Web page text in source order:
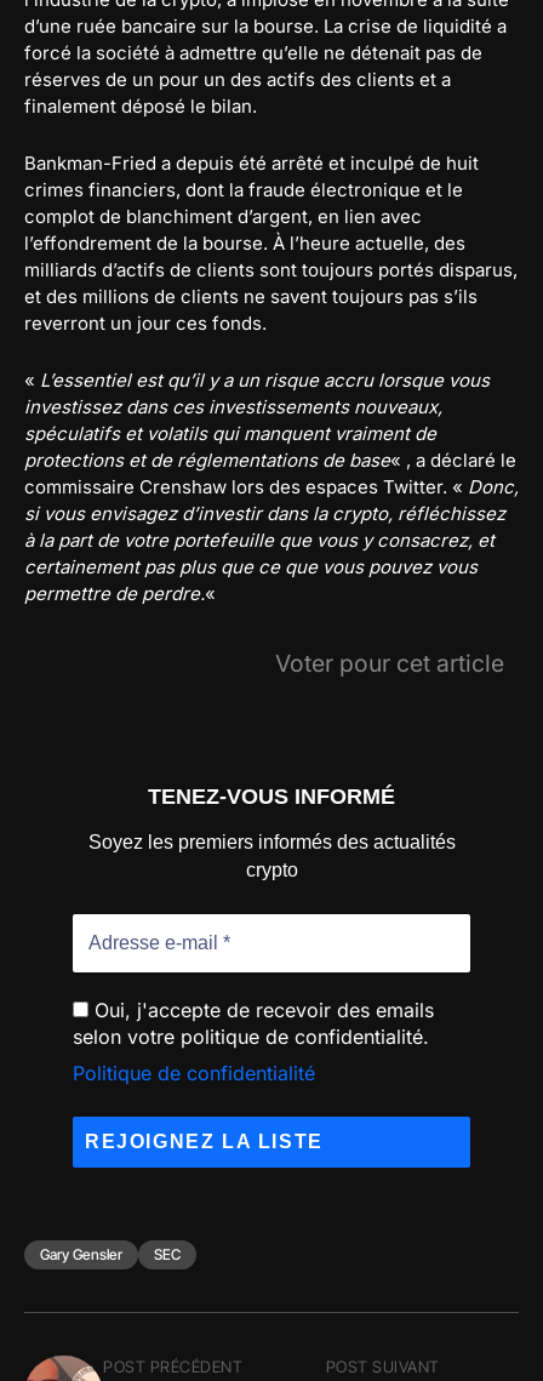
d’une ruée bancaire sur la bourse. La crise de liquidité a
forcé la société à admettre qu’elle ne détenait pas de
réserves de un pour un des actifs des clients et a
finalement déposé le bilan.
Bankman-Fried a depuis été arrêté et inculpé de huit
crimes financiers, dont la fraude électronique et le
complot de blanchiment d’argent, en lien avec
l’effondrement de la bourse. À l’heure actuelle, des
milliards d’actifs de clients sont toujours portés disparus,
et des millions de clients ne savent toujours pas s’ils
reverront un jour ces fonds.
« L’essentiel est qu’il y a un risque accru lorsque vous
investissez dans ces investissements nouveaux,
spéculatifs et volatils qui manquent vraiment de
protections et de réglementations de base« , a déclaré le
commissaire Crenshaw lors des espaces Twitter. « Donc,
si vous envisagez d’investir dans la crypto, réfléchissez
à la part de votre portefeuille que vous y consacrez, et
certainement pas plus que ce que vous pouvez vous
permettre de perdre.«
Voter pour cet article
TENEZ-VOUS INFORMÉ
Soyez les premiers informés des actualités
crypto
Oui, j'accepte de recevoir des emails
selon votre politique de confidentialité.
Politique de confidentialité
Gary Gensler SEC
POST PRÉCÉDENT POST SUIVANT